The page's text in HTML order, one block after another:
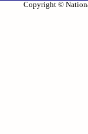
Copyright ©